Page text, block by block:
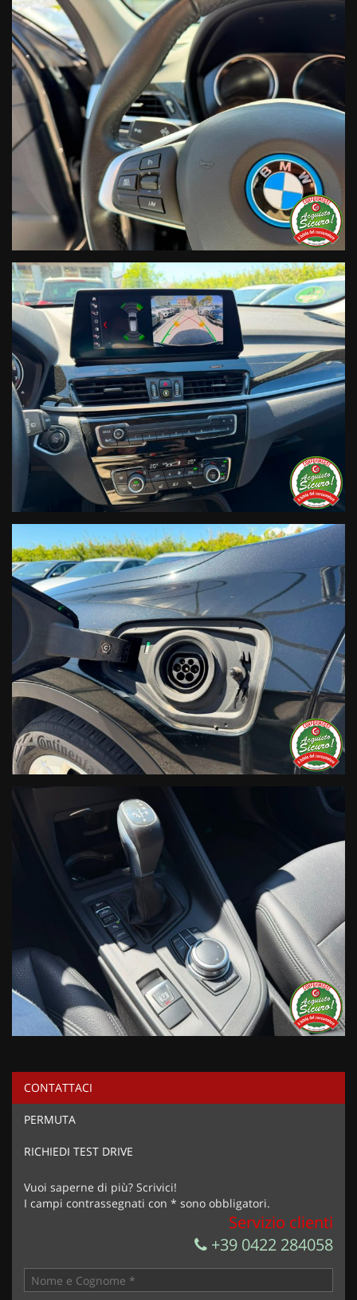
CONTATTACI
PERMUTA
RICHIEDI TEST DRIVE
Vuoi saperne di più? Scrivici!
I campi contrassegnati con * sono obbligatori.
Servizio clienti
+39 0422 284058